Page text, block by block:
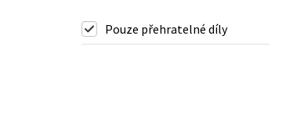
Pouze přehratelné díly